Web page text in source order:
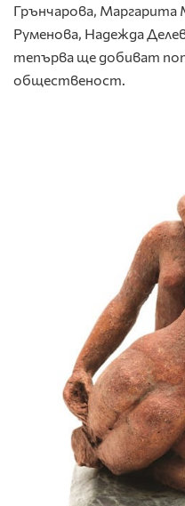
Грънчарова, Маргарита
Руменова, Надежда
тепърва ще добиват
общественост.